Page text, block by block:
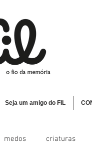
Seja um amigo do FIL
medos criaturas